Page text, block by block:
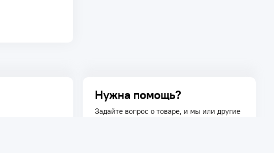
Нужна помощь?
Задайте вопрос о товаре, и мы или другие